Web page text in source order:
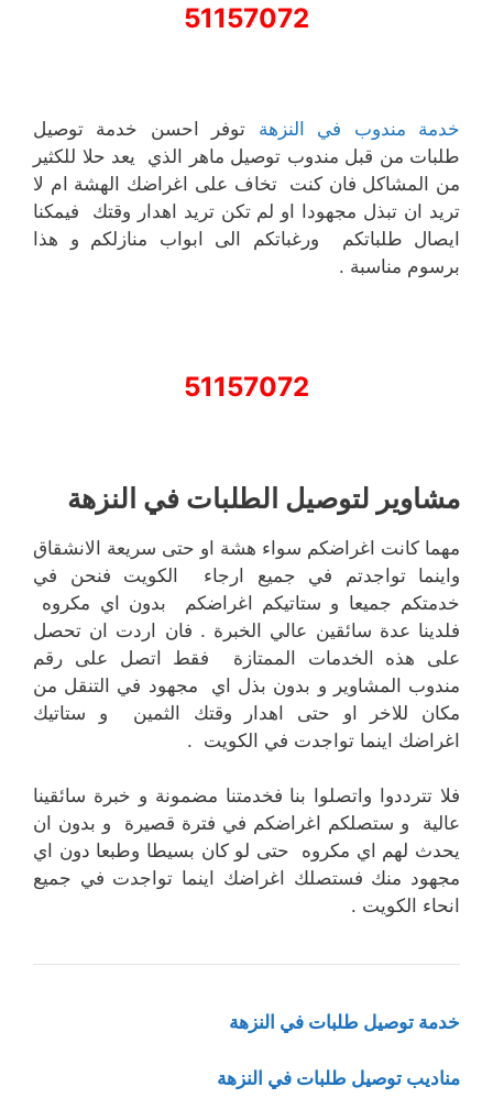
51157072
خدمة مندوب في النزهة توفر احسن خدمة توصيل
طلبات من قبل مندوب توصيل ماهر الذي يعد حلا للكثير
من المشاكل فان كنت تخاف على اغراضك الهشة ام لا
تريد ان تبذل مجهودا او لم تكن تريد اهدار وقتك فيمكنا
ايصال طلباتكم ورغباتكم الى ابواب منازلكم و هذا
برسوم مناسبة .
51157072
مشاوير لتوصيل الطلبات في النزهة
مهما كانت اغراضكم سواء هشة او حتى سريعة الانشقاق
واينما تواجدتم في جميع ارجاء الكويت فنحن في
خدمتكم جميعا و ستاتيكم اغراضكم بدون اي مكروه
فلدينا عدة سائقين عالي الخبرة . فان اردت ان تحصل
على هذه الخدمات الممتازة فقط اتصل على رقم
مندوب المشاوير و بدون بذل اي مجهود في التنقل من
مكان للاخر او حتى اهدار وقتك الثمين و ستاتيك
اغراضك اينما تواجدت في الكويت .
فلا تترددوا واتصلوا بنا فخدمتنا مضمونة و خبرة سائقينا
عالية و ستصلكم اغراضكم في فترة قصيرة و بدون ان
يحدث لهم اي مكروه حتى لو كان بسيطا وطبعا دون اي
مجهود منك فستصلك اغراضك اينما تواجدت في جميع
انحاء الكويت .
خدمة توصيل طلبات في النزهة
مناديب توصيل طلبات في النزهة